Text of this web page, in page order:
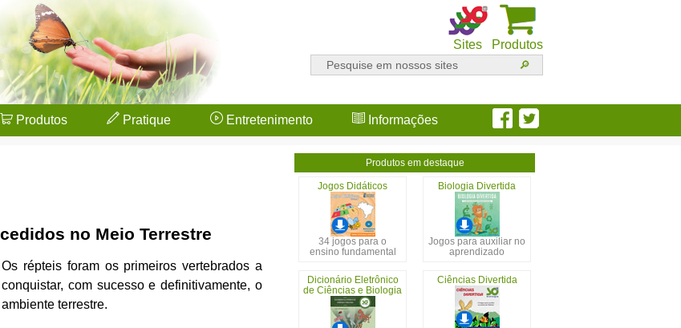
Produtos
Sites
Produtos Pratique Entretenimento Informações
no Meio Terrestre
Os répteis foram os primeiros vertebrados a
conquistar, com sucesso e definitivamente, o
ambiente terrestre.
Produtos em destaque
Jogos Didáticos
34 jogos para o
ensino fundamental
Biologia Divertida
Jogos para auxiliar no
aprendizado
Dicionário Eletrônico
de Ciências e Biologia
Ciências Divertida